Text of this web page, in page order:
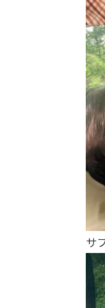
サ